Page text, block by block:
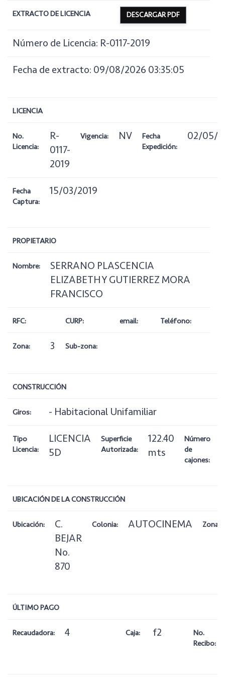
EXTRACTO DE LICENCIA DESCARGAR PDF
Número de Licencia: R-0117-2019
Fecha de extracto: 09/08/2026 03:35:05
LICENCIA
No.
Licencia:
R-
0117-
2019
Vigencia: NV
Fecha
Expedición:
02/05/
Fecha
Captura:
15/03/2019
PROPIETARIO
Nombre:
SERRANO PLASCENCIA
ELIZABETH Y GUTIERREZ MORA
FRANCISCO
RFC: CURP: email: Teléfono:
Zona: 3 Sub-zona:
CONSTRUCCIÓN
Giros: - Habitacional Unifamiliar
Tipo
Licencia:
LICENCIA
5D
Superficie
Autorizada:
122.40
mts
Número
de
cajones:
UBICACIÓN DE LA CONSTRUCCIÓN
Ubicación:
C.
BEJAR
No.
870
Colonia: AUTOCINEMA Zona:
ÚLTIMO PAGO
Recaudadora: 4 Caja: f2
No.
Recibo: